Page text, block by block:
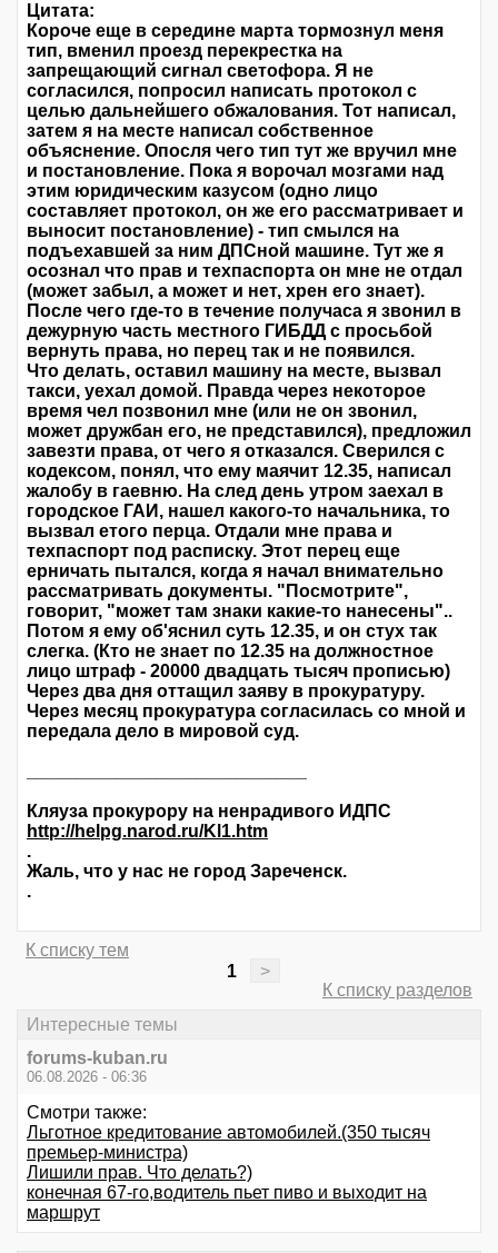
Цитата:
Короче еще в середине марта тормознул меня
тип, вменил проезд перекрестка на
запрещающий сигнал светофора. Я не
согласился, попросил написать протокол с
целью дальнейшего обжалования. Тот написал,
затем я на месте написал собственное
объяснение. Опосля чего тип тут же вручил мне
и постановление. Пока я ворочал мозгами над
этим юридическим казусом (одно лицо
составляет протокол, он же его рассматривает и
выносит постановление) - тип смылся на
подъехавшей за ним ДПСной машине. Тут же я
осознал что прав и техпаспорта он мне не отдал
(может забыл, а может и нет, хрен его знает).
После чего где-то в течение получаса я звонил в
дежурную часть местного ГИБДД с просьбой
вернуть права, но перец так и не появился.
Что делать, оставил машину на месте, вызвал
такси, уехал домой. Правда через некоторое
время чел позвонил мне (или не он звонил,
может дружбан его, не представился), предложил
завезти права, от чего я отказался. Сверился с
кодексом, понял, что ему маячит 12.35, написал
жалобу в гаевню. На след день утром заехал в
городское ГАИ, нашел какого-то начальника, то
вызвал етого перца. Отдали мне права и
техпаспорт под расписку. Этот перец еще
ерничать пытался, когда я начал внимательно
рассматривать документы. "Посмотрите",
говорит, "может там знаки какие-то нанесены"..
Потом я ему об'яснил суть 12.35, и он стух так
слегка. (Кто не знает по 12.35 на должностное
лицо штраф - 20000 двадцать тысяч прописью)
Через два дня оттащил заяву в прокуратуру.
Через месяц прокуратура согласилась со мной и
передала дело в мировой суд.
Кляуза прокурору на ненрадивого ИДПС
http://helpg.narod.ru/Kl1.htm
.
Жаль, что у нас не город Зареченск.
.
К списку тем
1
>
К списку разделов
Интересные темы
forums-kuban.ru
06.08.2026 - 06:36
Смотри также:
Льготное кредитование автомобилей.(350 тысяч
премьер-министра)
Лишили прав. Что делать?)
конечная 67-го,водитель пьет пиво и выходит на
маршрут